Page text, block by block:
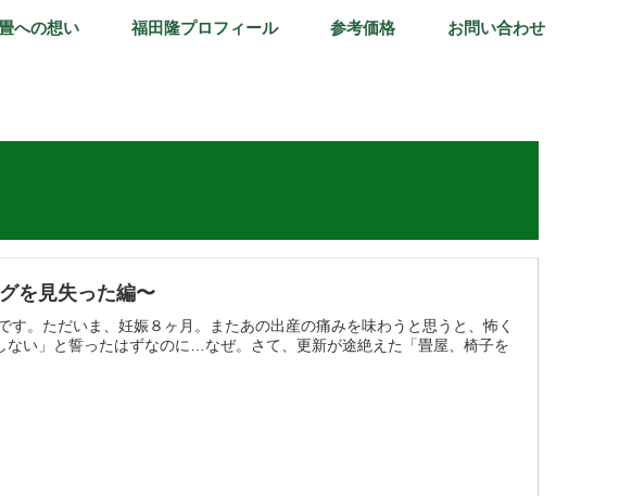
への想い 福田隆プロフィール 参考価格 お問い合わせ
を見失った編〜
。ただいま、妊娠８ヶ月。またあの出産の痛みを味わうと思うと、怖く
い」と誓ったはずなのに…なぜ。さて、更新が途絶えた「畳屋、椅子を